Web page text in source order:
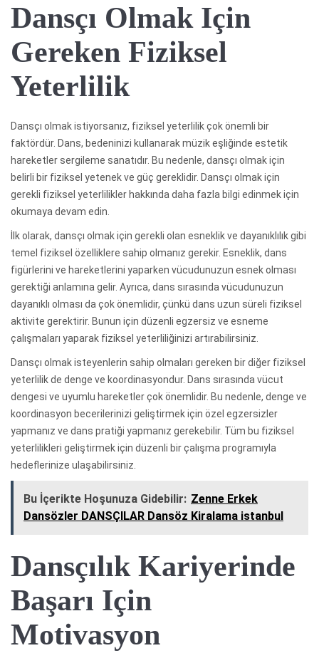
Dansçı Olmak Için
Gereken Fiziksel
Yeterlilik
Dansçı olmak istiyorsanız, fiziksel yeterlilik çok önemli bir
faktördür. Dans, bedeninizi kullanarak müzik eşliğinde estetik
hareketler sergileme sanatıdır. Bu nedenle, dansçı olmak için
belirli bir fiziksel yetenek ve güç gereklidir. Dansçı olmak için
gerekli fiziksel yeterlilikler hakkında daha fazla bilgi edinmek için
okumaya devam edin.
İlk olarak, dansçı olmak için gerekli olan esneklik ve dayanıklılık gibi
temel fiziksel özelliklere sahip olmanız gerekir. Esneklik, dans
figürlerini ve hareketlerini yaparken vücudunuzun esnek olması
gerektiği anlamına gelir. Ayrıca, dans sırasında vücudunuzun
dayanıklı olması da çok önemlidir, çünkü dans uzun süreli fiziksel
aktivite gerektirir. Bunun için düzenli egzersiz ve esneme
çalışmaları yaparak fiziksel yeterliliğinizi artırabilirsiniz.
Dansçı olmak isteyenlerin sahip olmaları gereken bir diğer fiziksel
yeterlilik de denge ve koordinasyondur. Dans sırasında vücut
dengesi ve uyumlu hareketler çok önemlidir. Bu nedenle, denge ve
koordinasyon becerilerinizi geliştirmek için özel egzersizler
yapmanız ve dans pratiği yapmanız gerekebilir. Tüm bu fiziksel
yeterlilikleri geliştirmek için düzenli bir çalışma programıyla
hedeflerinize ulaşabilirsiniz.
Bu İçerikte Hoşunuza Gidebilir: Zenne Erkek
Dansözler DANSÇILAR Dansöz Kiralama istanbul
Dansçılık Kariyerinde
Başarı Için
Motivasyon